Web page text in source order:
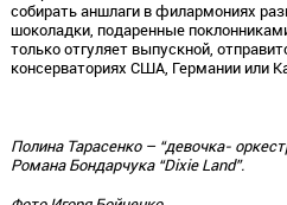
собирать аншлаги в филармониях
шоколадки, подаренные
только отгуляет выпускной,
консерваториях США, Германии или
Полина Тарасенко – “девочка-
Романа Бондарчука “Dixiе Land”.